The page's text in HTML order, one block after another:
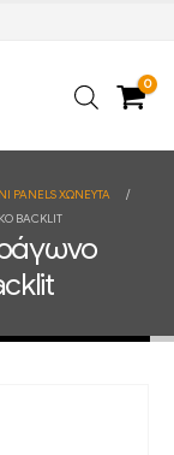
0
PANELS ΧΩΝΕΥΤΑ
BACKLIT